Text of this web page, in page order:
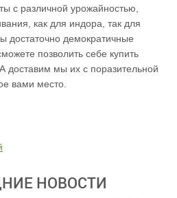
с различной урожайностью,
как для индора, так для
достаточно демократичные
позволить себе купить
доставим мы их с поразительной
вами место.
НОВОСТИ